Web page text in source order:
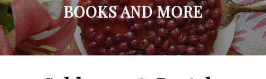
BOOKS AND MORE